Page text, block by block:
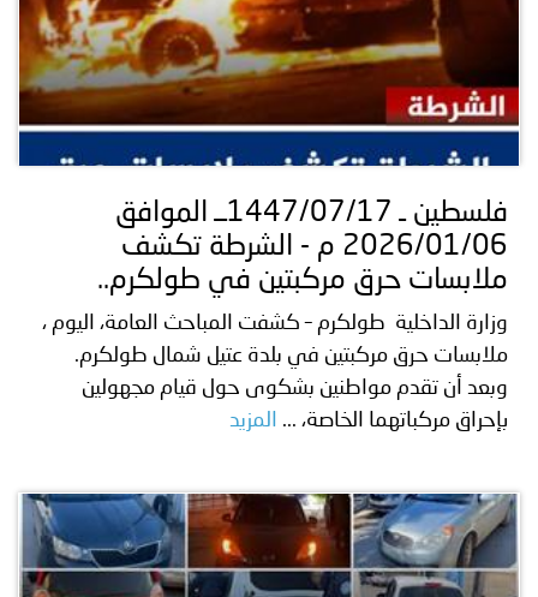
فلسطين ـ 1447/07/17ــ الموافق
2026/01/06 م - الشرطة تكشف
ملابسات حرق مركبتين في طولكرم..
وزارة الداخلية طولكرم – كشفت المباحث العامة، اليوم ،
ملابسات حرق مركبتين في بلدة عتيل شمال طولكرم.
وبعد أن تقدم مواطنين بشكوى حول قيام مجهولين
بإحراق مركباتهما الخاصة، ...
المزيد